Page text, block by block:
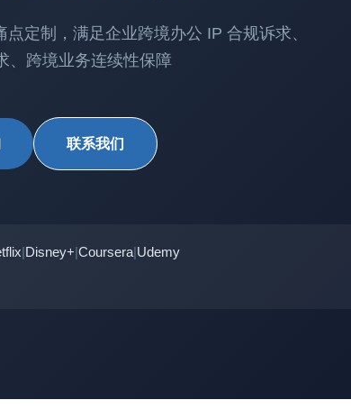
定制，满足企业跨境办公 IP 合规诉求、
、跨境业务连续性保障
联系我们
|Disney+|Coursera|Udemy